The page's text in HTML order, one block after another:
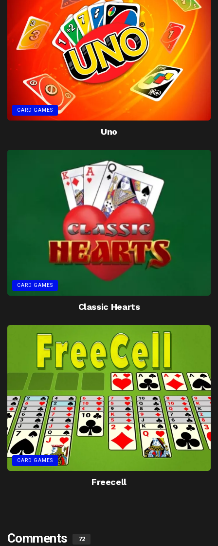
CARD GAMES
Uno
CARD GAMES
Classic Hearts
CARD GAMES
Freecell
Comments 72